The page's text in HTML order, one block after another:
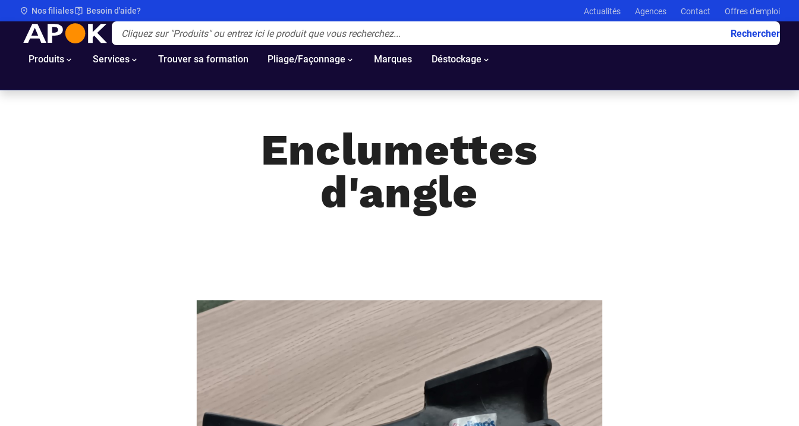
Nos filiales Besoin d'aide? Actualités Agences Contact Offres d'emploi
APOK Rechercher
Produits Services Trouver sa formation Pliage/Façonnage Marques Déstockage
Enclumettes
d'angle